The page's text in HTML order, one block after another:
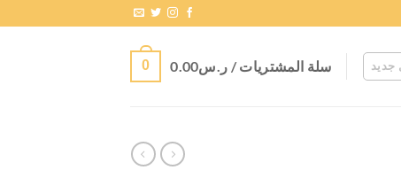
جديد سلة المشتريات / ر.س0.00
0